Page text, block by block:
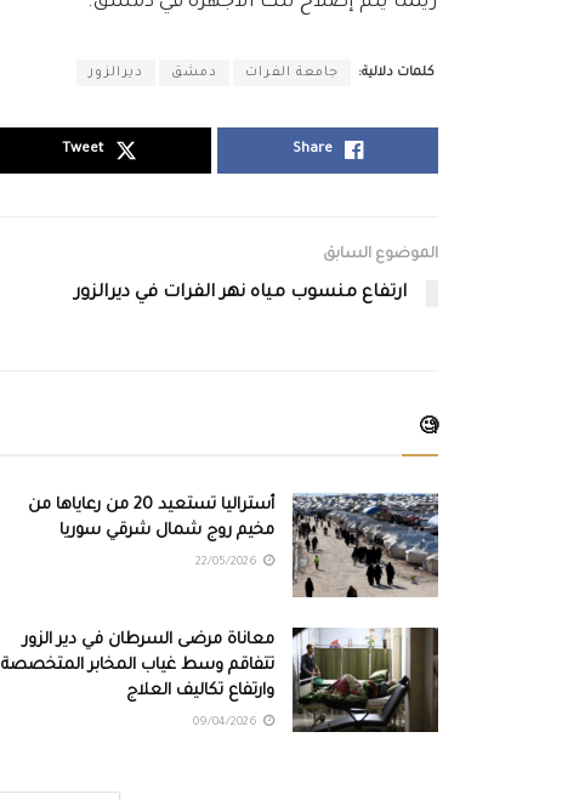
كلمات دلالية: جامعة الفرات دمشق ديرالزور
Share
Tweet
الموضوع السابق
ارتفاع منسوب مياه نهر الفرات في ديرالزور
🧐
أستراليا تستعيد 20 من رعاياها من
مخيم روج شمال شرقي سوريا
معاناة مرضى السرطان في دير الزور
تتفاقم وسط غياب المخابر المتخصصة
وارتفاع تكاليف العلاج